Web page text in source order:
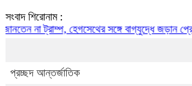
সংবাদ শিরোনাম :
ট্রাম্প, হেগসেথের সঙ্গে বাগ্‌যুদ্ধে জড়ান প্রেসিডেন্ট
প্রচ্ছদ আন্তর্জাতিক